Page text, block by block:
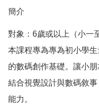
簡介
對象：6歲或以上（小一
本課程專為專為初小學
的數碼創作基礎。讓小
結合視覺設計與數碼敘
能力。